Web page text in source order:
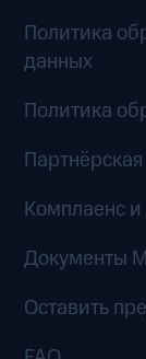
Политика
данных
Политика
Комплаенс и
Документы
Оставить